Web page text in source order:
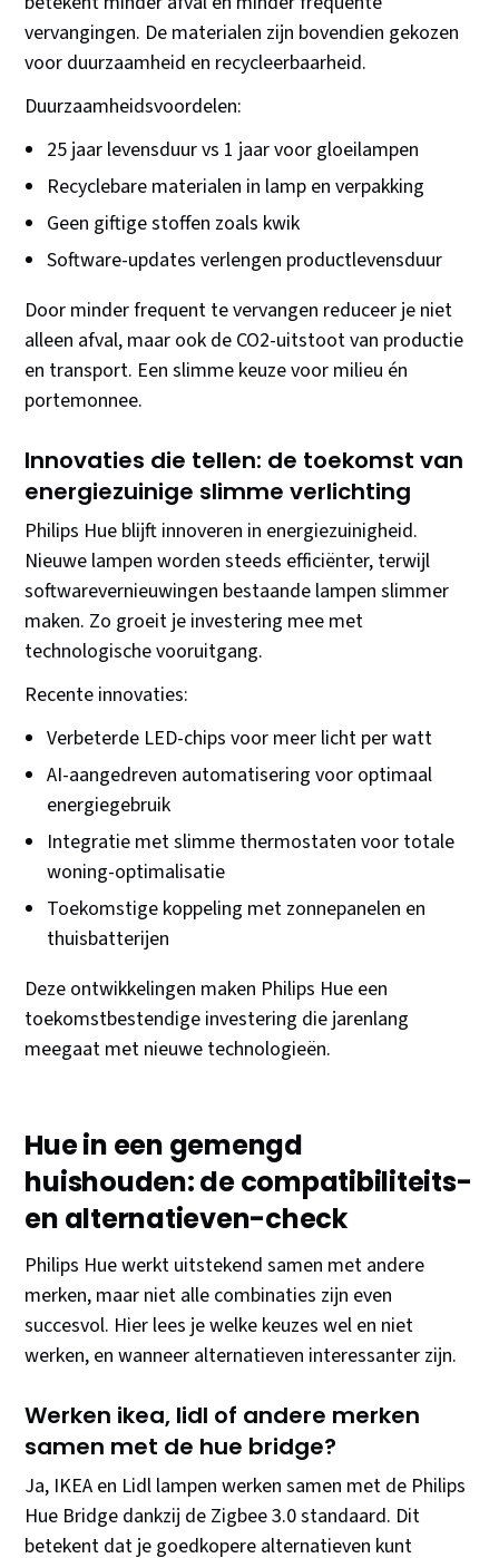
vervangingen. De materialen zijn bovendien gekozen
voor duurzaamheid en recycleerbaarheid.
Duurzaamheidsvoordelen:
25 jaar levensduur vs 1 jaar voor gloeilampen
Recyclebare materialen in lamp en verpakking
Geen giftige stoffen zoals kwik
Software-updates verlengen productlevensduur
Door minder frequent te vervangen reduceer je niet
alleen afval, maar ook de CO2-uitstoot van productie
en transport. Een slimme keuze voor milieu én
portemonnee.
Innovaties die tellen: de toekomst van
energiezuinige slimme verlichting
Philips Hue blijft innoveren in energiezuinigheid.
Nieuwe lampen worden steeds efficiënter, terwijl
softwarevernieuwingen bestaande lampen slimmer
maken. Zo groeit je investering mee met
technologische vooruitgang.
Recente innovaties:
Verbeterde LED-chips voor meer licht per watt
AI-aangedreven automatisering voor optimaal
energiegebruik
Integratie met slimme thermostaten voor totale
woning-optimalisatie
Toekomstige koppeling met zonnepanelen en
thuisbatterijen
Deze ontwikkelingen maken Philips Hue een
toekomstbestendige investering die jarenlang
meegaat met nieuwe technologieën.
Hue in een gemengd
huishouden: de compatibiliteits-
en alternatieven-check
Philips Hue werkt uitstekend samen met andere
merken, maar niet alle combinaties zijn even
succesvol. Hier lees je welke keuzes wel en niet
werken, en wanneer alternatieven interessanter zijn.
Werken ikea, lidl of andere merken
samen met de hue bridge?
Ja, IKEA en Lidl lampen werken samen met de Philips
Hue Bridge dankzij de Zigbee 3.0 standaard. Dit
betekent dat je goedkopere alternatieven kunt